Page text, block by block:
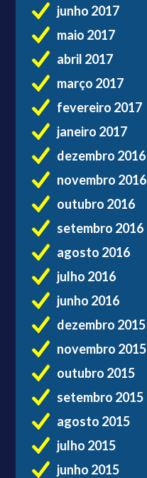
junho 2017
maio 2017
abril 2017
março 2017
fevereiro 2017
janeiro 2017
dezembro 2016
novembro 2016
outubro 2016
setembro 2016
agosto 2016
julho 2016
junho 2016
dezembro 2015
novembro 2015
outubro 2015
setembro 2015
agosto 2015
julho 2015
junho 2015